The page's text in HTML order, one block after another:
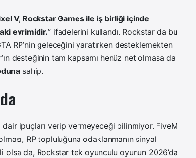
V, Rockstar Games ile iş birliği içinde
evrimidir.” ifadelerini kullandı. Rockstar da bu
RP’nin geleceğini yaratırken desteklemekten
desteğinin tam kapsamı henüz net olmasa da
sahip.
dair ipuçları verip vermeyeceği bilinmiyor. FiveM
RP topluluğuna odaklanmanın sinyali
olsa da, Rockstar tek oyunculu oyunun 2026’da